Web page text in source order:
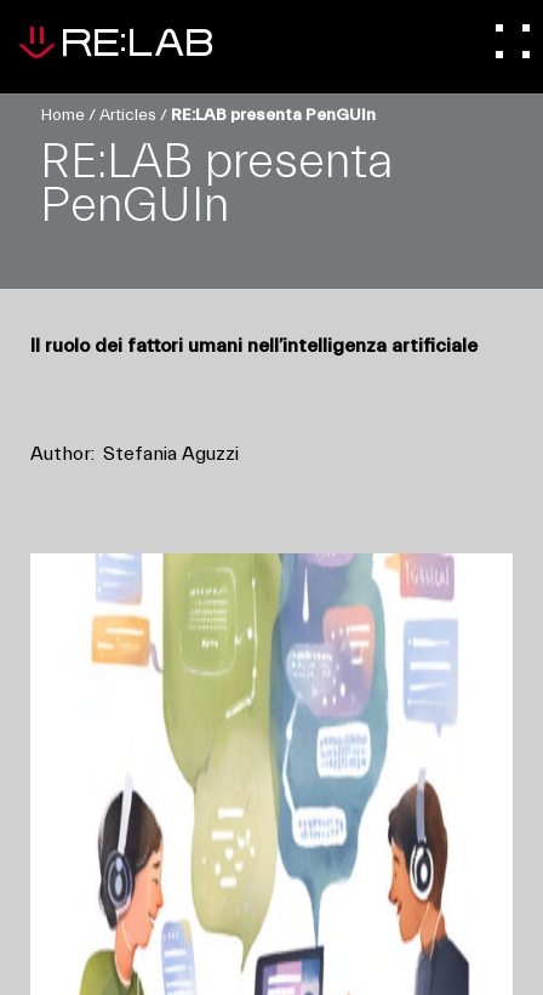
Home/Articles / RE:LAB presenta PenGUIn
RE:LAB presenta
PenGUIn
Il ruolo dei fattori umani nell’intelligenza artificiale
Author: Stefania Aguzzi